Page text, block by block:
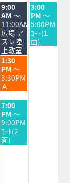
土
曜
日,
8
月
8th
2026
9:00
AM ～
11:00AM
広場 ア
スレ陸
上教室
日
曜
日,
8
月
9th
3:00
PM ～
5:00PM
ｺｰﾄ(1
面)
土
曜
日,
8
月
8th
2026
1:30
PM ～
3:30PM
Ａ
土
曜
日,
8
月
8th
7:00
PM ～
9:00PM
ｺｰﾄ(2
面)